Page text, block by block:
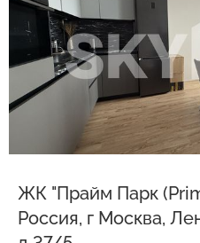
ЖК "Прайм Парк
Россия, г Москва,